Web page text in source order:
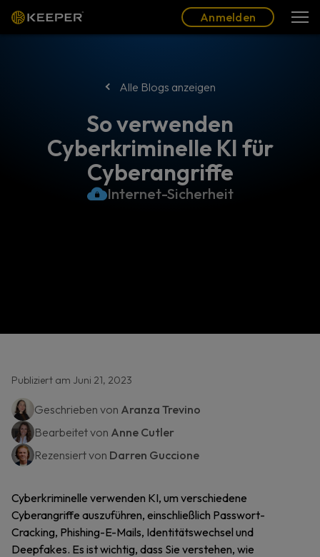
Anmelden
Alle Blogs anzeigen
So verwenden
Cyberkriminelle KI für
Cyberangriffe
Internet-Sicherheit
Publiziert am Juni 21, 2023
Geschrieben von Aranza Trevino
Bearbeitet von Anne Cutler
Rezensiert von Darren Guccione
Cyberkriminelle verwenden KI, um verschiedene
Cyberangriffe auszuführen, einschließlich Passwort-
Cracking, Phishing-E-Mails, Identitätswechsel und
Deepfakes. Es ist wichtig, dass Sie verstehen, wie